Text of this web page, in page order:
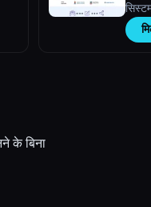
के बिना